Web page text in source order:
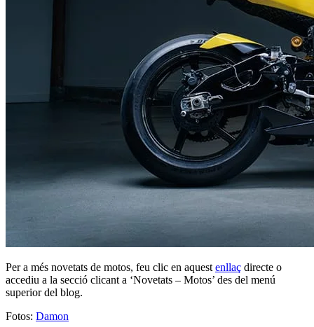
Per a més novetats de motos, feu clic en aquest enllaç directe o
accediu a la secció clicant a ‘Novetats – Motos’ des del menú
superior del blog.
Fotos: Damon